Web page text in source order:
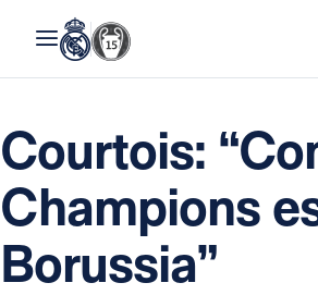
Courtois:
Champions
Borussia”